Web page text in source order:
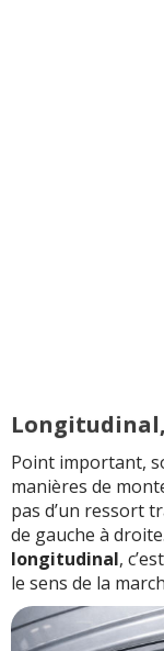
Point important,
manières de
pas d’un ressort
de gauche à
longitudinal,
le sens de la